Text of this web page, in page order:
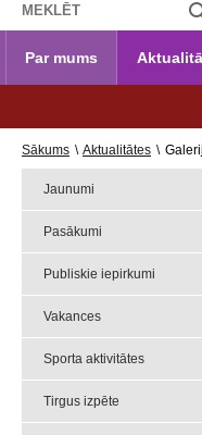
Par mums
Sākums \ Aktualitātes \
Jaunumi
Pasākumi
Publiskie iepirkumi
Vakances
Sporta aktivitātes
Tirgus izpēte